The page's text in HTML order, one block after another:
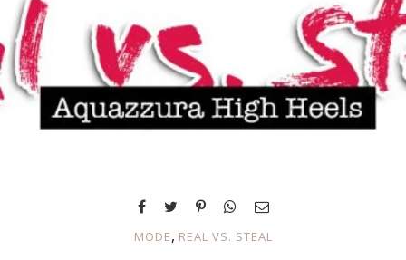
MODE, REAL VS. STEAL